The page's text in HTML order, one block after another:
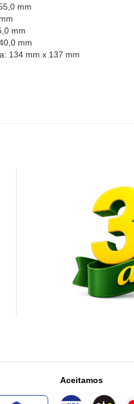
mm
mm
mm
134 mm x 137 mm
Aceitamos